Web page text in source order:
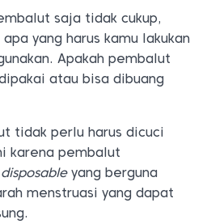
saja tidak cukup,
yang harus kamu lakukan
Apakah pembalut
atau bisa dibuang
tidak perlu harus dicuci
karena pembalut
disposableyang berguna
menstruasi yang dapat